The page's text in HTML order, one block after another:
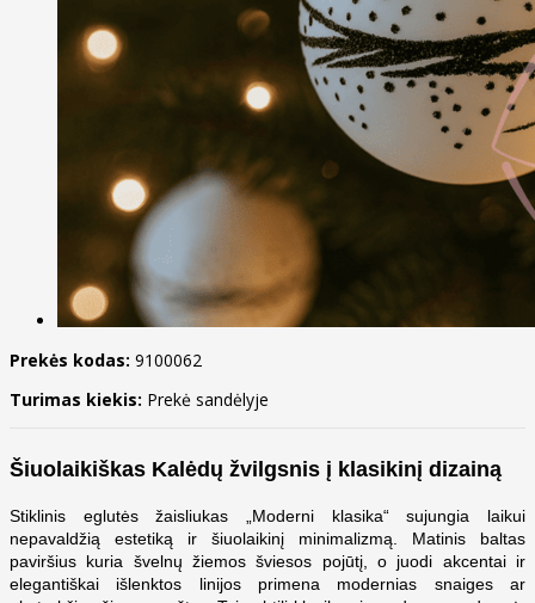
Prekės kodas: 9100062
Turimas kiekis: Prekė sandėlyje
Šiuolaikiškas Kalėdų žvilgsnis į klasikinį dizainą
Stiklinis eglutės žaisliukas „Moderni klasika“ sujungia laikui
nepavaldžią estetiką ir šiuolaikinį minimalizmą. Matinis baltas
paviršius kuria švelnų žiemos šviesos pojūtį, o juodi akcentai ir
elegantiškai išlenktos linijos primena modernias snaiges ar